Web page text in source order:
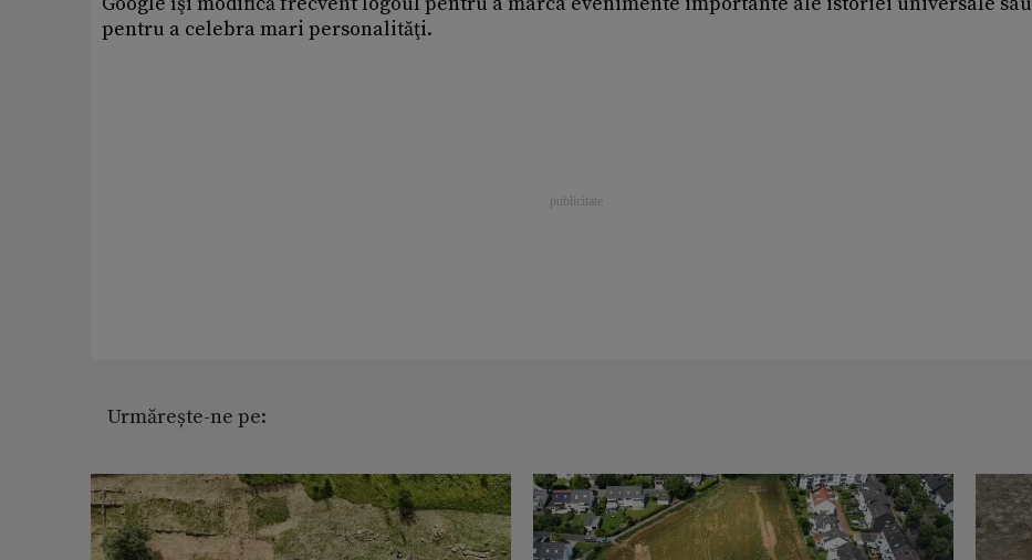
pentru a celebra mari personalităţi.
Urmărește-ne pe: